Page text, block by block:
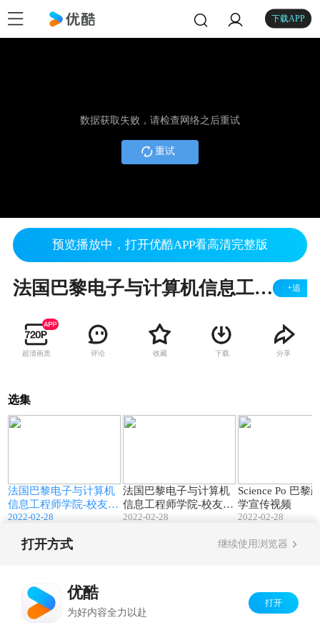
下载APP
数据获取失败，请检查网络之后重试
重试
预览播放中，打开优酷APP看高清完整版
法国巴黎电子与计算机信息工程师学院-校友访谈2 +追
超清画质 评论 收藏 下载 分享
选集
法国巴黎电子与计算机
信息工程师学院-校友访
谈2
2022-02-28
法国巴黎电子与计算机
信息工程师学院-校友分
享１
2022-02-28
Science Po 巴黎
学宣传视频
2022-02-28
打开方式 继续使用浏览器
优酷
为好内容全力以赴
打开